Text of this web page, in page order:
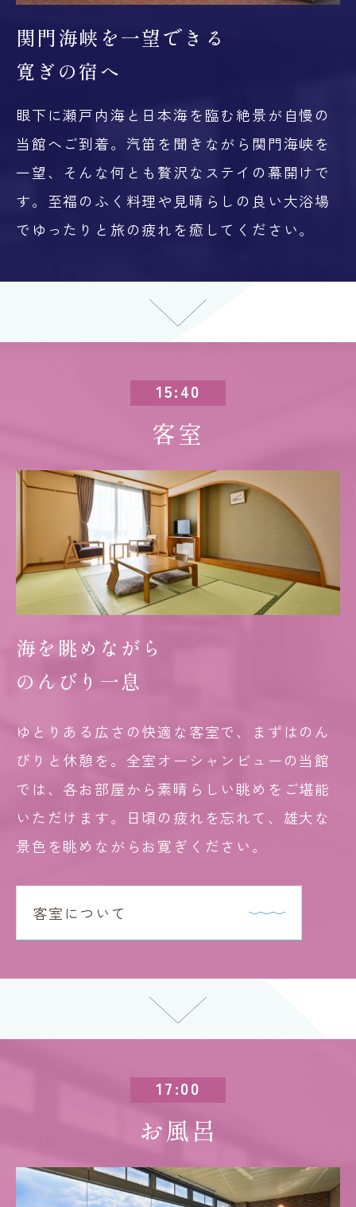
関門海峡を一望できる
寛ぎの宿へ
眼下に瀬戸内海と日本海を臨む絶景が自慢の
当館へご到着。汽笛を聞きながら関門海峡を
一望、そんな何とも贅沢なステイの幕開けで
す。至福のふく料理や見晴らしの良い大浴場
でゆったりと旅の疲れを癒してください。
15:40
客室
海を眺めながら
のんびり一息
ゆとりある広さの快適な客室で、まずはのん
びりと休憩を。全室オーシャンビューの当館
では、各お部屋から素晴らしい眺めをご堪能
いただけます。日頃の疲れを忘れて、雄大な
景色を眺めながらお寛ぎください。
客室について
17:00
お風呂